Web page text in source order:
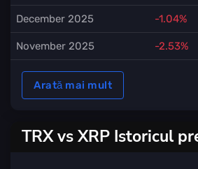
December 2025 -1.04%
November 2025 -2.53%
Arată mai mult
TRX vs XRP Istoricul